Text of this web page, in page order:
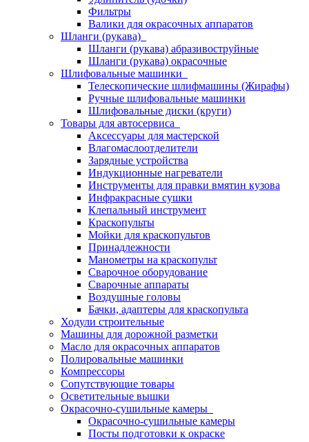
Фильтры
Валики для окрасочных аппаратов
Шланги (рукава)
Шланги (рукава) абразивоструйные
Шланги (рукава) окрасочные
Шлифовальные машинки
Телескопические шлифмашины (Жирафы)
Ручные шлифовальные машинки
Шлифовальные диски (круги)
Товары для автосервиса
Аксессуары для мастерской
Влагомаслоотделители
Зарядные устройства
Индукционные нагреватели
Инструменты для правки вмятин кузова
Инфракрасные сушки
Клепальный инструмент
Краскопульты
Мойки для краскопультов
Принадлежности
Манометры на краскопульт
Сварочное оборудование
Сварочные аппараты
Воздушные головы
Бачки, адаптеры для краскопульта
Ходули строительные
Машины для дорожной разметки
Масло для окрасочных аппаратов
Полировальные машинки
Компрессоры
Сопутствующие товары
Осветительные вышки
Окрасочно-сушильные камеры
Окрасочно-сушильные камеры
Посты подготовки к окраске